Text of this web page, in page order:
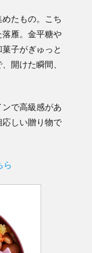
めたもの。こち
雁。金平糖や
子がぎゅっと
開けた瞬間、
で高級感があ
しい贈り物で
ら